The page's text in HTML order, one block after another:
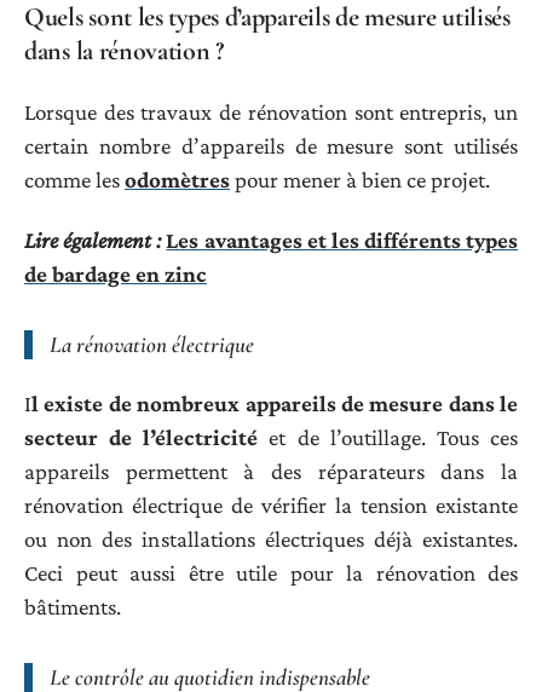
Quels sont les types d’appareils de mesure utilisés
dans la rénovation ?
Lorsque des travaux de rénovation sont entrepris, un
certain nombre d’appareils de mesure sont utilisés
comme lesodomètrespour mener à bien ce projet.
Lire également :Les avantages et les différents types
de bardage en zinc
La rénovation électrique
Il existe de nombreux appareils de mesure dans le
secteur de l’électricitéet de l’outillage. Tous ces
appareils permettent à des réparateurs dans la
rénovation électrique de vérifier la tension existante
ou non des installations électriques déjà existantes.
Ceci peut aussi être utile pour la rénovation des
bâtiments.
Le contrôle au quotidien indispensable